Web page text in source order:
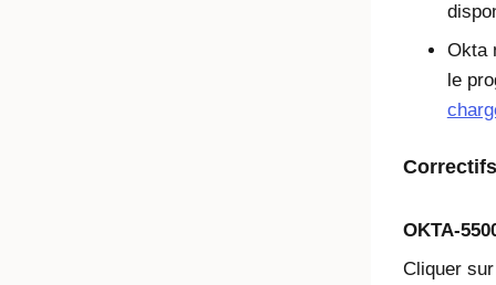
Okta
le
OKTA-
Cliquer